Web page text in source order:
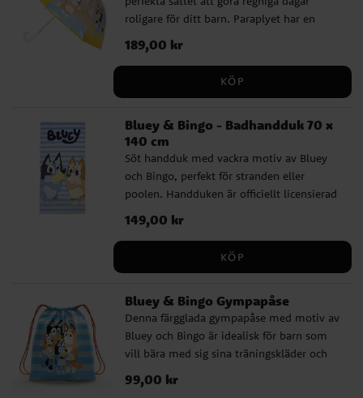
roligare för ditt barn. Paraplyet har en
diameter på cirka 71 cm och är tillverkat av
högkvalitativt PoE och glasfiber. Det har 8
pinnar och öppnas manuellt. Med en
snygg design med Bluey som motiv
bland alla små fans av TV-serien.
Pris :189,00 kr
189,00 kr
KÖP
Bluey & Bingo - Badhandduk 70 x
140 cm
Söt handduk med vackra motiv av Bluey
och Bingo, perfekt för stranden eller
poolen. Handduken är officiellt licensierad
och tillverkad av 100 % snabbtorkande
polyester. Med sina mått på 70 x 140 cm
eller att sola på. Ett måste för alla fans av
Pris:149,00 kr
149,00 kr
KÖP
Bluey & Bingo Gympapåse
Denna färgglada gympapåse med motiv av
Bluey och Bingo är idealisk för barn som
vill bära med sig sina träningskläder och
andra viktiga saker på ett snyggt och
praktiskt sätt. Med sitt rymliga huvudfack
Pris :99,00 kr
99,00 kr